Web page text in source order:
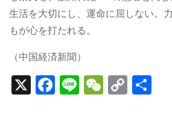
生活を大切にし、運命に屈しない。
もが心を打たれる。
（中国経済新聞）
X F
a
Li
n
W
e
C
o